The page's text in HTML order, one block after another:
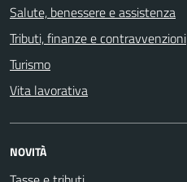
Salute, benessere e assistenza
Tributi, finanze e contravvenzioni
Turismo
Vita lavorativa
NOVITÀ